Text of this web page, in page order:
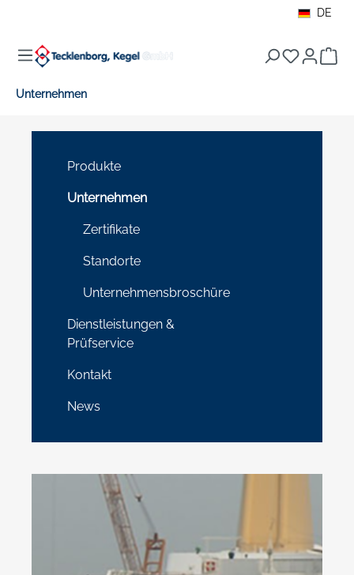
DE
Unternehmen
Produkte
Unternehmen
Zertifikate
Standorte
Unternehmensbroschüre
Dienstleistungen &
Prüfservice
Kontakt
News